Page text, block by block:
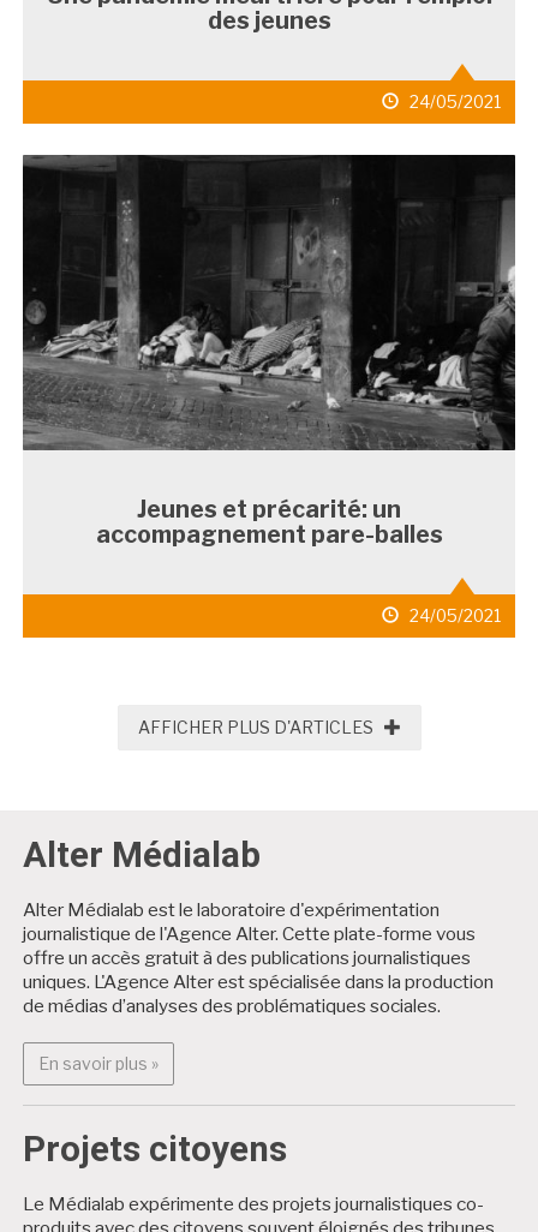
des jeunes
date
de
24/05/2021
Jeunes et précarité: un
accompagnement pare-balles
date
de
24/05/2021
AFFICHER PLUS D'ARTICLES AFFICHER PLUS
Alter Médialab
Alter Médialab est le laboratoire d'expérimentation
journalistique de l'Agence Alter. Cette plate-forme vous
offre un accès gratuit à des publications journalistiques
uniques. L'Agence Alter est spécialisée dans la production
de médias d’analyses des problématiques sociales.
En savoir plus »En savoir plus : Alter Médialab
Projets citoyens
Le Médialab expérimente des projets journalistiques co-
produits avec des citoyens souvent éloignés des tribunes